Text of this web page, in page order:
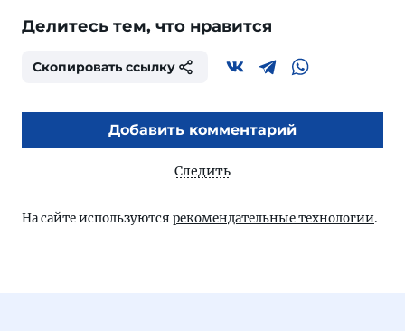
Делитесь тем, что нравится
Скопировать ссылку
Добавить комментарий
Следить
На сайте используются рекомендательные технологии.